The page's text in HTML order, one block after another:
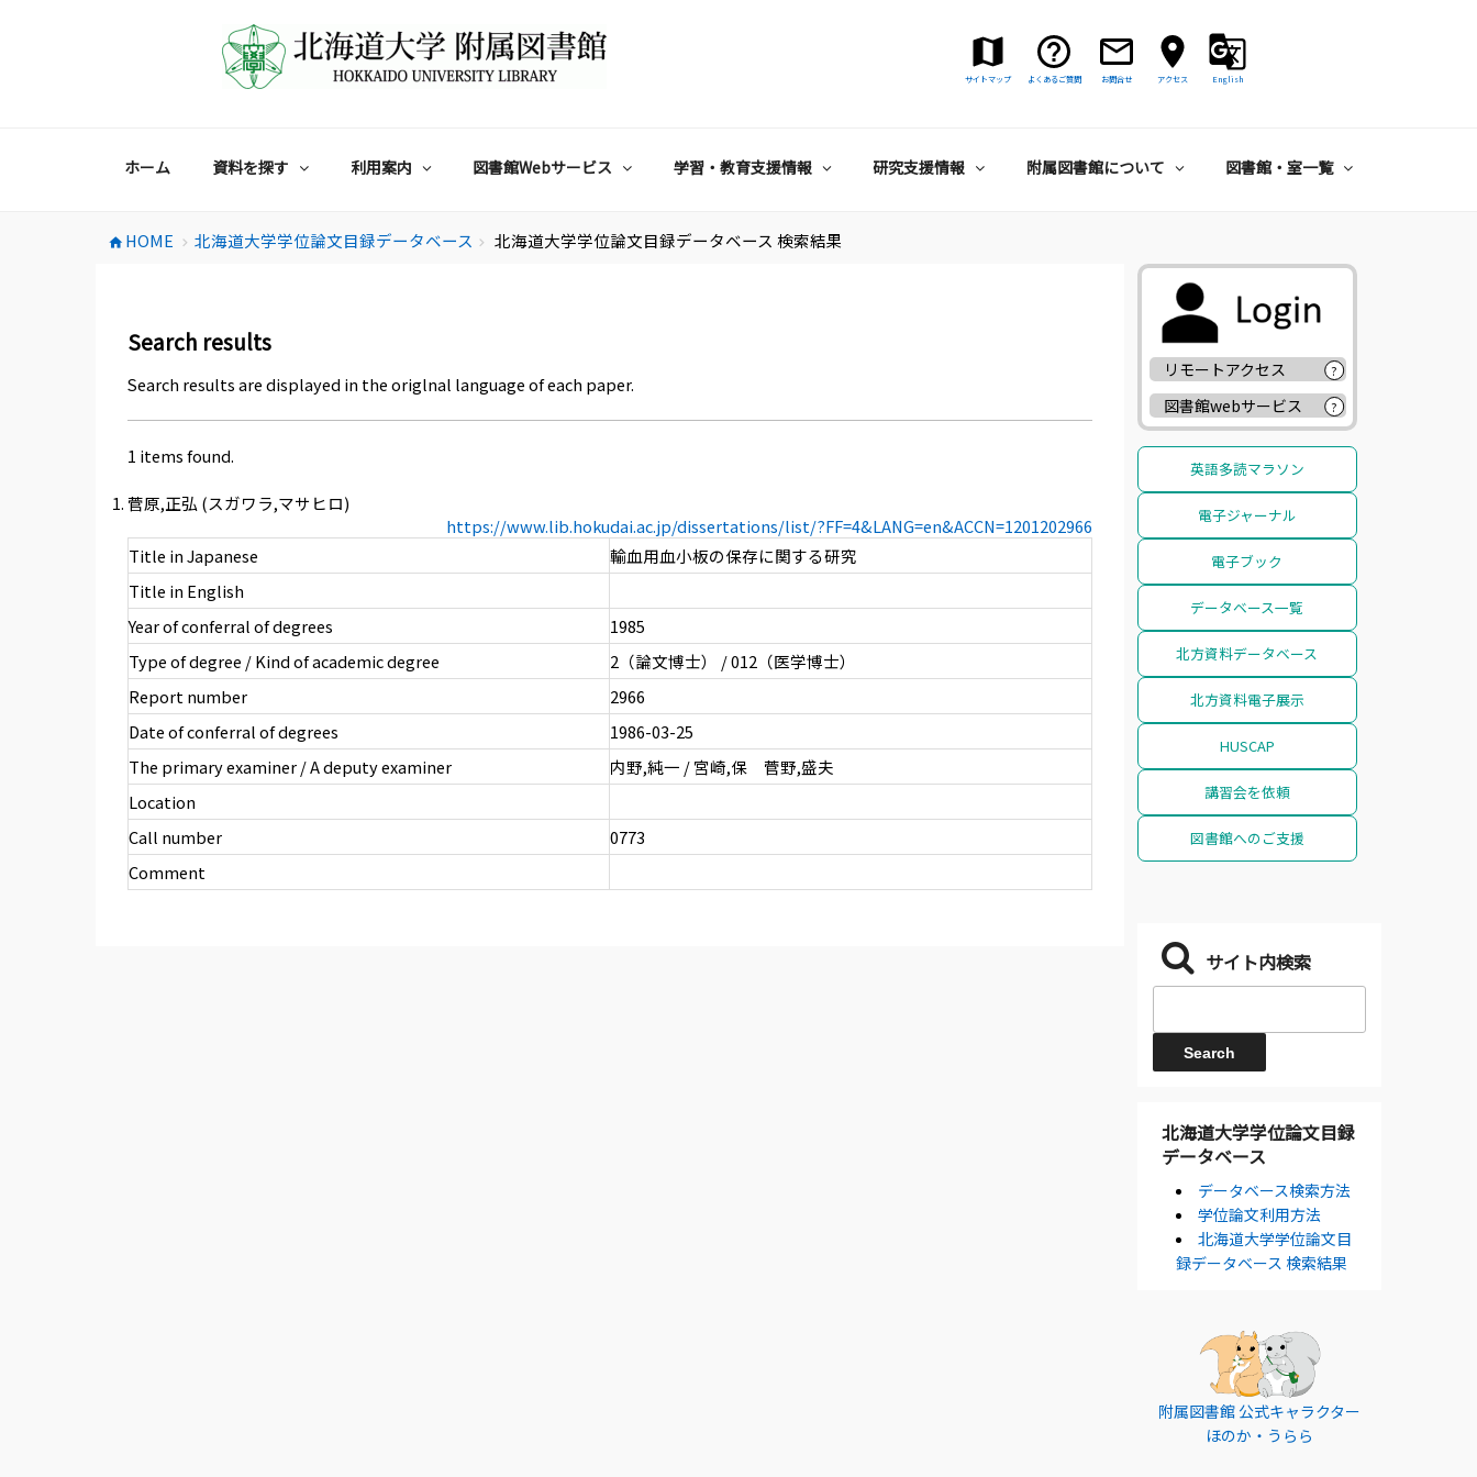
サイトマップ よくあるご質問 お問合せ アクセス English
ホーム 資料を探す 利用案内 図書館Webサービス 学習・教育支援情報 研究支援情報 附属図書館について 図書館・室一覧
home HOME chevron_right 北海道大学学位論文目録データベース chevron_right 北海道大学学位論文目録データベース 検索結果
Search results
Search results are displayed in the origlnal language of each paper.
1 items found.
菅原,正弘 (スガワラ,マサヒロ)
https://www.lib.hokudai.ac.jp/dissertations/list/?FF=4&LANG=en&ACCN=1201202966
Title in Japanese
輸血用血小板の保存に関する研究
Title in English
Year of conferral of degrees
1985
Type of degree / Kind of academic degree
2（論文博士） / 012（医学博士）
Report number
2966
Date of conferral of degrees
1986-03-25
The primary examiner / A deputy examiner
内野,純一 / 宮崎,保 菅野,盛夫
Location
Call number
0773
Comment
リモートアクセス ?
図書館webサービス ?
英語多読マラソン
電子ジャーナル
電子ブック
データベース一覧
北方資料データベース
北方資料電子展示
HUSCAP
講習会を依頼
図書館へのご支援
サイト内検索
北海道大学学位論文目録
データベース
データベース検索方法
学位論文利用方法
北海道大学学位論文目
録データベース 検索結果
附属図書館 公式キャラクター
ほのか・うらら